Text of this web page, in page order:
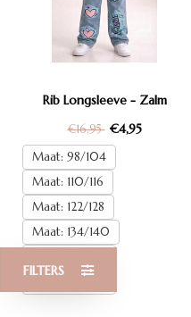
FILTERS
Rib Longsleeve - Zalm
€16,95 €4,95
Maat: 98/104
Maat: 110/116
Maat: 122/128
Maat: 134/140